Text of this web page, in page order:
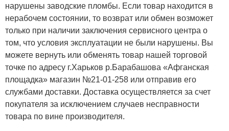
нарушены заводские пломбы. Если товар находится в
нерабочем состоянии, то возврат или обмен возможет
только при наличии заключения сервисного центра о
том, что условия эксплуатации не были нарушены. Вы
можете вернуть или обменять товар нашей торговой
точке по адресу г.Харьков р.Барабашова «Афганская
площадка» магазин №21-01-258 или отправив его
службами доставки. Доставка осуществляется за счет
покупателя за исключением случаев несправности
товара по вине производителя.